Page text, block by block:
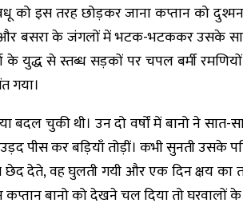
को इस तरह छोड़कर जाना कप्तान को
और बसरा के जंगलों में भटक-भटककर उसके
के युद्ध से स्तब्ध सड़कों पर चपल बर्मी
गया।
बदल चुकी थी। उन दो वर्षों में बानो ने
पीस कर बड़ियाँ तोड़ीं। कभी सुनती उसके
देते, वह घुलती गयी और एक दिन क्षय का
कप्तान बानो को देखने चल दिया तो